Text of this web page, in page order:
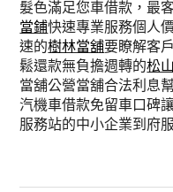
髮色滿足您車借款，最
當鋪快速專業服務個人
速的樹林當舖要瞭解客
鬆還款無負擔週轉的松
當舖公營當舖合法利息
汽機車借款免留車口碑
服務站的中小企業到府